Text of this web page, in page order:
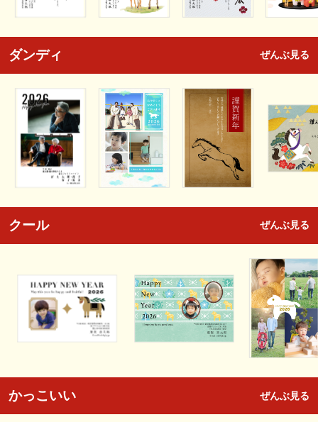
ダンディ ぜんぶ見る
クール ぜんぶ見る
かっこいい ぜんぶ見る